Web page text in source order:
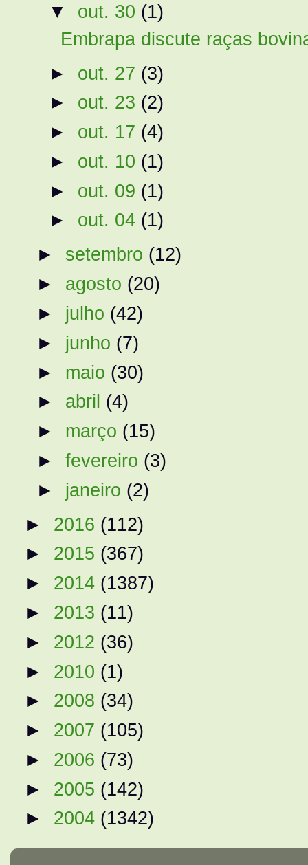
▼ out. 30 (1)
Embrapa discute raças
► out. 27 (3)
► out. 23 (2)
► out. 17 (4)
► out. 10 (1)
► out. 09 (1)
► out. 04 (1)
► setembro (12)
► agosto (20)
► julho (42)
► junho (7)
► maio (30)
► abril (4)
► março (15)
►fevereiro (3)
► janeiro (2)
► 2016 (112)
► 2015 (367)
► 2014 (1387)
► 2013 (11)
► 2012 (36)
► 2010 (1)
► 2008 (34)
► 2007 (105)
► 2006 (73)
► 2005 (142)
► 2004 (1342)